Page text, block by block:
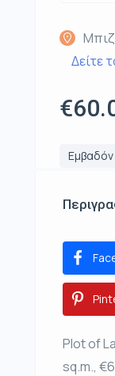
Δείτε
Εμβαδόν
Plot of
sq.m.,